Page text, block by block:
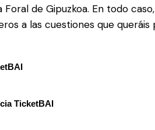
Foral de Gipuzkoa. En todo
a las cuestiones que
TicketBAI